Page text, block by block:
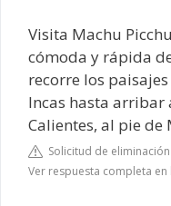
Visita Machu
cómoda y rápida
recorre los
Incas hasta arribar
Calientes, al pie de
Solicitud de eliminación
Ver respuesta completa